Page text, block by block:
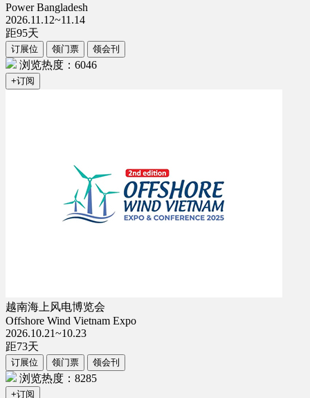
Power Bangladesh
2026.11.12~11.14
距95天
订展位 领门票 领会刊
浏览热度：6046
+订阅
越南海上风电博览会
Offshore Wind Vietnam Expo
2026.10.21~10.23
距73天
订展位 领门票 领会刊
浏览热度：8285
+订阅